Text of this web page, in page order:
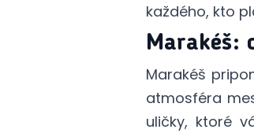
každého, kto
Marakéš:
Marakéš
atmosféra
uličky, ktoré